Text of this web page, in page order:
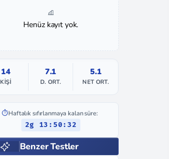
Henüz kayıt yok.
14
KIŞI
7.1
D. ORT.
5.1
NET ORT.
⏱️Haftalık sıfırlanmaya kalan süre:
2g 13:50:31
Benzer Testler